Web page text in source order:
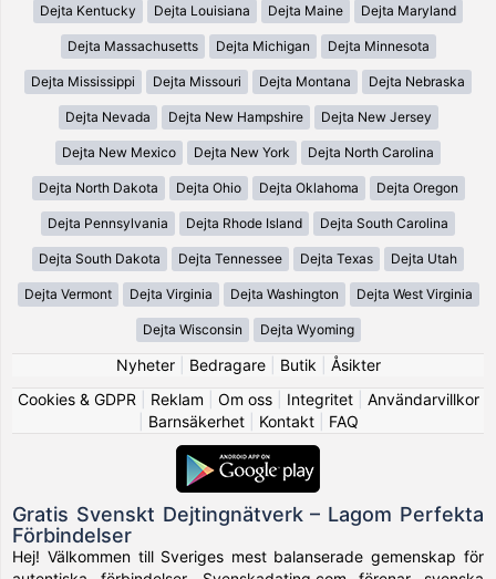
Dejta Kentucky Dejta Louisiana Dejta Maine Dejta Maryland
Dejta Massachusetts Dejta Michigan Dejta Minnesota
Dejta Mississippi Dejta Missouri Dejta Montana Dejta Nebraska
Dejta Nevada Dejta New Hampshire Dejta New Jersey
Dejta New Mexico Dejta New York Dejta North Carolina
Dejta North Dakota Dejta Ohio Dejta Oklahoma Dejta Oregon
Dejta Pennsylvania Dejta Rhode Island Dejta South Carolina
Dejta South Dakota Dejta Tennessee Dejta Texas Dejta Utah
Dejta Vermont Dejta Virginia Dejta Washington Dejta West Virginia
Dejta Wisconsin Dejta Wyoming
Nyheter| Bedragare| Butik
Åsikter
Cookies & GDPR
Reklam Om oss| Integritet| Användarvillkor
Barnsäkerhet| Kontakt| FAQ
Gratis Svenskt Dejtingnätverk – Lagom Perfekta
Förbindelser
Hej! Välkommen till Sveriges mest balanserade gemenskap för